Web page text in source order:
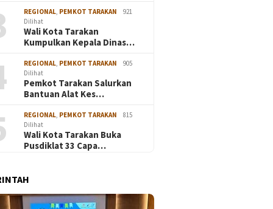
REGIONAL PEMKOT TARAKAN
921
Dilihat
Wali Kota Tarakan
Kumpulkan Kepala Dinas…
REGIONAL PEMKOT TARAKAN
905
Dilihat
Pemkot Tarakan Salurkan
Bantuan Alat Kes…
REGIONAL PEMKOT TARAKAN
815
Dilihat
Wali Kota Tarakan Buka
Pusdiklat 33 Capa…